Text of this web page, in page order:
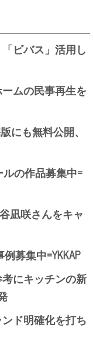
ビバス」活用し
ムの民事再生を
にも無料公開、
の作品募集中=
凪咲さんをキャ
募集中=YKKAP
にキッチンの新
ド明確化を打ち